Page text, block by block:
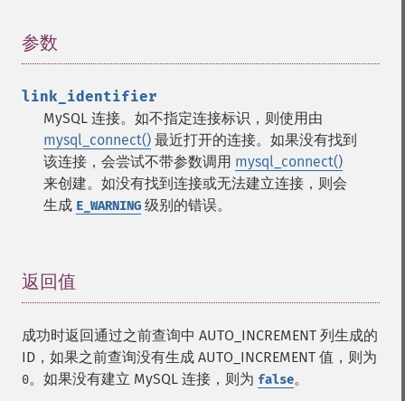
参数
link_identifier
MySQL 连接。如不指定连接标识，则使用由
mysql_connect() 最近打开的连接。如果没有找到
该连接，会尝试不带参数调用 mysql_connect()
来创建。如没有找到连接或无法建立连接，则会
生成 E_WARNING 级别的错误。
返回值
成功时返回通过之前查询中 AUTO_INCREMENT 列生成的
ID，如果之前查询没有生成 AUTO_INCREMENT 值，则为
0。如果没有建立 MySQL 连接，则为 false。